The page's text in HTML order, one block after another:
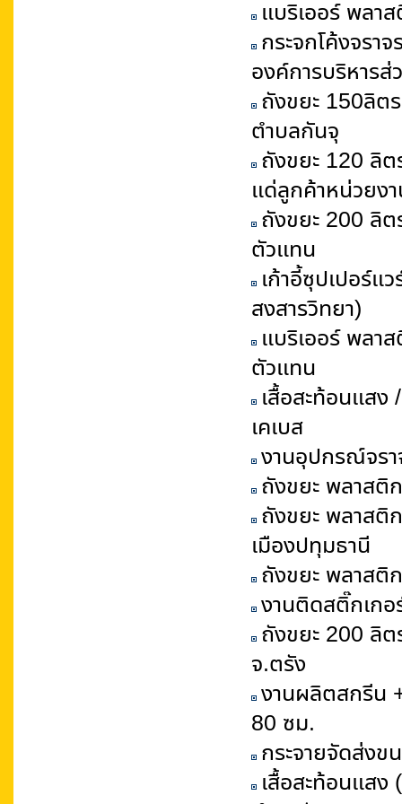
แบริเออร์ พลา
กระจกโค้งจรา
องค์การบริหารส่
ถังขยะ 150ลิต
ตำบลกันจุ
ถังขยะ 120 ลิ
แด่ลูกค้าหน่วยง
ถังขยะ 200 ลิ
ตัวแทน
เก้าอี้ซุปเปอร์แ
สงสารวิทยา)
แบริเออร์ พลา
ตัวแทน
เสื้อสะท้อนแส
เคเบส
งานอุปกรณ์จรา
ถังขยะ พลาสติ
ถังขยะ พลาสติ
เมืองปทุมธานี
ถังขยะ พลาสติ
งานติดสติ๊กเก
ถังขยะ 200 ลิต
จ.ตรัง
งานผลิตสกรีน
80 ซม.
กระจายจัดส่งข
เสื้อสะท้อนแส